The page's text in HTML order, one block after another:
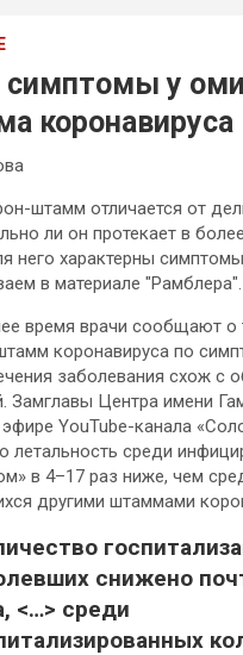
симптомы у
коронавируса
штамм отличается от
ли он протекает в
него характерны
в материале "Рамблера".
время врачи сообщают о
коронавируса по
заболевания схож с
Замглавы Центра имени
YouTube-канала
летальность среди
в 4–17 раз ниже, чем
другими штаммами
снижено
<…> среди